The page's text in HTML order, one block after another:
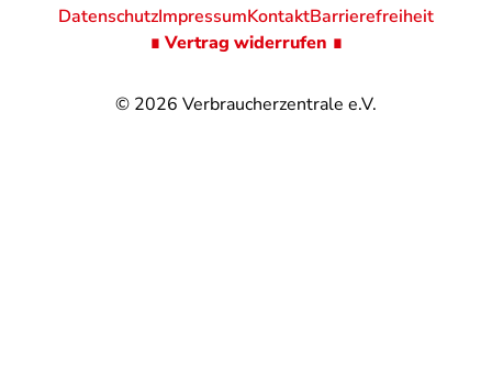
© 2026 Verbraucherzentrale e.V.
DatenschutzImpressumKontaktBarrierefreiheit
∎ Vertrag widerrufen ∎